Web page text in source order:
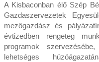
A Kisbaconban élő Szép
Gazdaszervezetek
mezőgazdász és
évtizedben rengeteg
programok
lehetséges